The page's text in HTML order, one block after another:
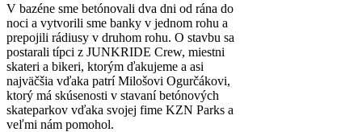
V bazéne sme betónovali dva dni od rána do
noci a vytvorili sme banky v jednom rohu a
prepojili rádiusy v druhom rohu. O stavbu sa
postarali típci z JUNKRIDE Crew, miestni
skateri a bikeri, ktorým ďakujeme a asi
najväčšia vďaka patrí Milošovi Ogurčákovi,
ktorý má skúsenosti v stavaní betónových
skateparkov vďaka svojej fime KZN Parks a
veľmi nám pomohol.